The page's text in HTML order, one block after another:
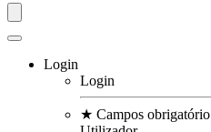
Login
Login
★ Campos obrigatório